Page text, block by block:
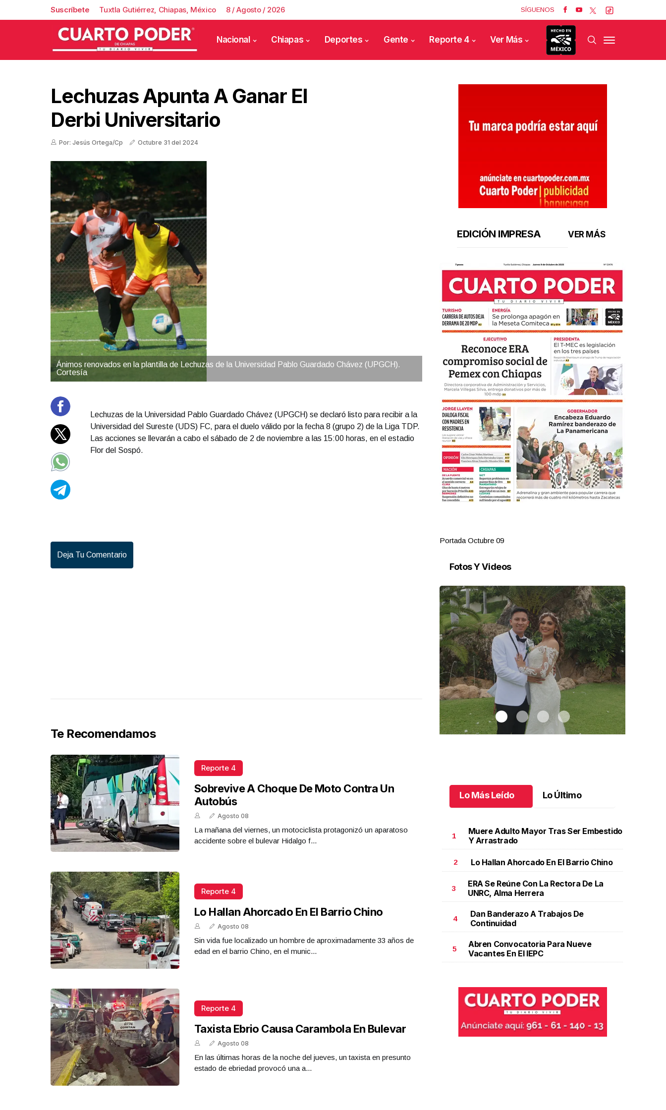
Suscríbete Tuxtla Gutiérrez, Chiapas, México 8 / Agosto / 2026 SÍGUENOS
Nacional Chiapas Deportes Gente Reporte 4 Ver Más
Lechuzas Apunta A Ganar El
Derbi Universitario
Por: Jesús Ortega/Cp Octubre 31 del 2024
Ánimos renovados en la plantilla de Lechuzas de la Universidad Pablo Guardado Chávez (UPGCH).
Cortesía
Lechuzas de la Universidad Pablo Guardado Chávez (UPGCH) se declaró listo para recibir a la
Universidad del Sureste (UDS) FC, para el duelo válido por la fecha 8 (grupo 2) de la Liga TDP.
Las acciones se llevarán a cabo el sábado de 2 de noviembre a las 15:00 horas, en el estadio
Flor del Sospó.
Deja Tu Comentario
Te Recomendamos
Reporte 4
Sobrevive A Choque De Moto Contra Un
Autobús
Agosto 08
La mañana del viernes, un motociclista protagonizó un aparatoso
accidente sobre el bulevar Hidalgo f...
Reporte 4
Lo Hallan Ahorcado En El Barrio Chino
Agosto 08
Sin vida fue localizado un hombre de aproximadamente 33 años de
edad en el barrio Chino, en el munic...
Reporte 4
Taxista Ebrio Causa Carambola En Bulevar
Agosto 08
En las últimas horas de la noche del jueves, un taxista en presunto
estado de ebriedad provocó una a...
EDICIÓN IMPRESA VER MÁS
Portada Octubre 09
Fotos Y Videos
Montse y Salvador unieron sus vidas. Montse y
Salvador unieron sus vidas
Octubre 09 l
Lo Más Leído Lo Último
1
Muere Adulto Mayor Tras Ser Embestido
Y Arrastrado
2 Lo Hallan Ahorcado En El Barrio Chino
3
ERA Se Reúne Con La Rectora De La
UNRC, Alma Herrera
4
Dan Banderazo A Trabajos De
Continuidad
5
Abren Convocatoria Para Nueve
Vacantes En El IEPC